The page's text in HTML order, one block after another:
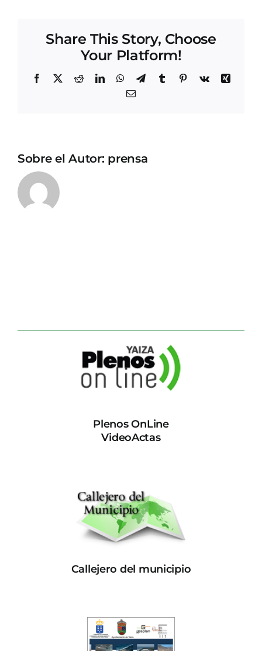
Share This Story, Choose
Your Platform!
Facebook
X RedditLinkedInWhatsApp
TelegramTumblrPinterest
Vk
Xing
Correo
Sobre el Autor: prensa
Plenos OnLine
VideoActas
Callejero del municipio